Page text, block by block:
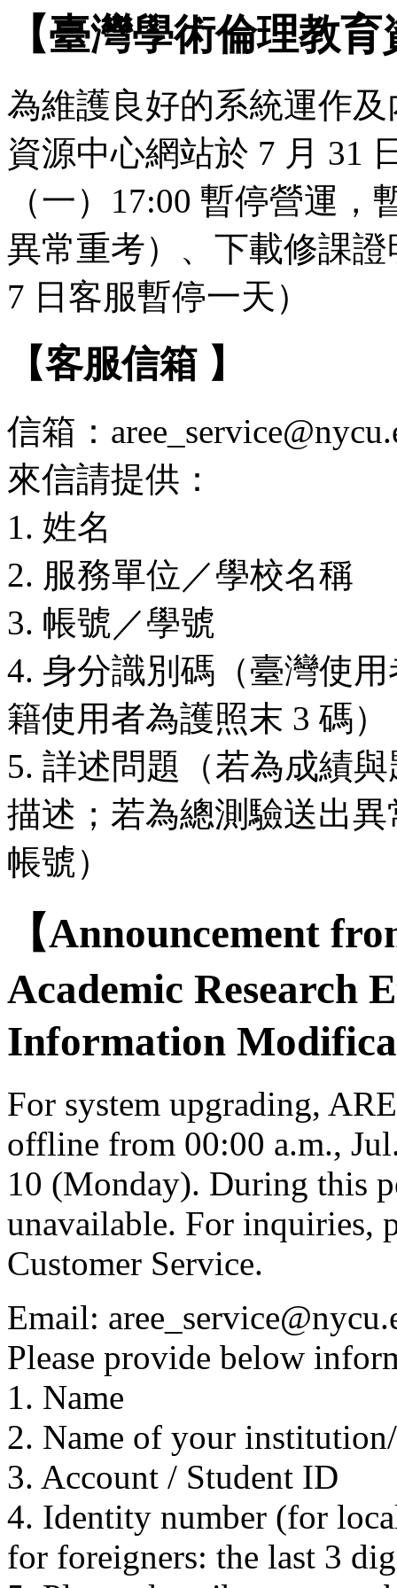
【臺灣學術倫理教
為維護良好的系統運作
資源中心網站於 7 月 31
（一）17:00 暫停營運
異常重考）、下載修課
7 日客服暫停一天）
【客服信箱 】
信箱：
來信請提供：
1. 姓名
2. 服務單位／學校名稱
3. 帳號／學號
4. 身分識別碼（臺灣使
籍使用者為護照末 3 碼）
5. 詳述問題（若為成績
描述；若為總測驗送出
帳號）
【Announcement
Academic Research
Information
For system upgrading,
offline from 00:00 a.m.,
10 (Monday). During this
unavailable. For inquiries,
Customer Service.
Email:
Please provide below
1. Name
2. Name of your
3. Account / Student ID
4. Identity number (for
for foreigners: the last 3